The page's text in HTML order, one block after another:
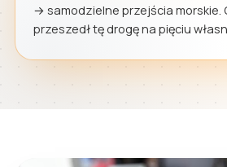
→ samodzielne przejścia morskie.
przeszedł tę drogę na pięciu